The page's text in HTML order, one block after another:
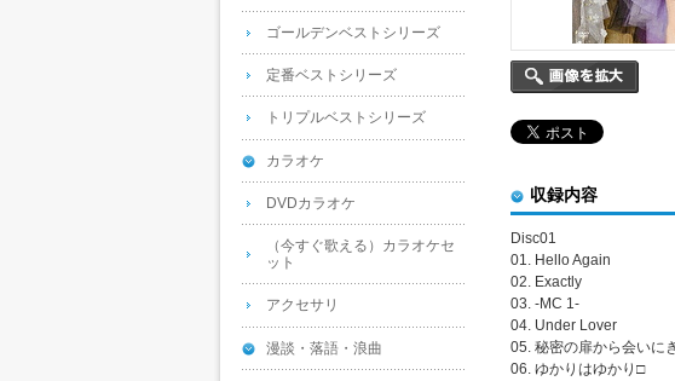
収録内容
Disc01
01. Hello Again
02. Exactly
03. -MC 1-
04. Under Lover
05. 秘密の扉から会いに
06. ゆかりはゆかり□
ゴールデンベストシリーズ
定番ベストシリーズ
トリプルベストシリーズ
カラオケ
DVDカラオケ
（今すぐ歌える）カラオケセ
ット
アクセサリ
漫談・落語・浪曲